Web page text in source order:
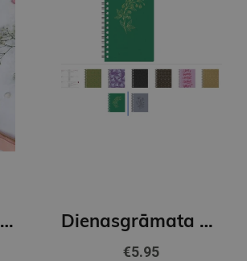
Skolas plānotājs 26/27 Esi Tu pats Dienasgrāmata BTS MIDI Spiral Cardboard A6 26-27 2316919000
€5.95